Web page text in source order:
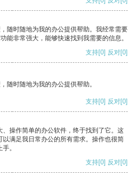
随时随地为我的办公提供帮助。我经常需要
能非常强大，能够快速找到我需要的信息。
支持[0] 反对[0]
随时随地为我的办公提供帮助。
支持[0] 反对[0]
、操作简单的办公软件，终于找到了它。这
以满足我日常办公的所有需求。操作也很简
。
支持[0] 反对[0]